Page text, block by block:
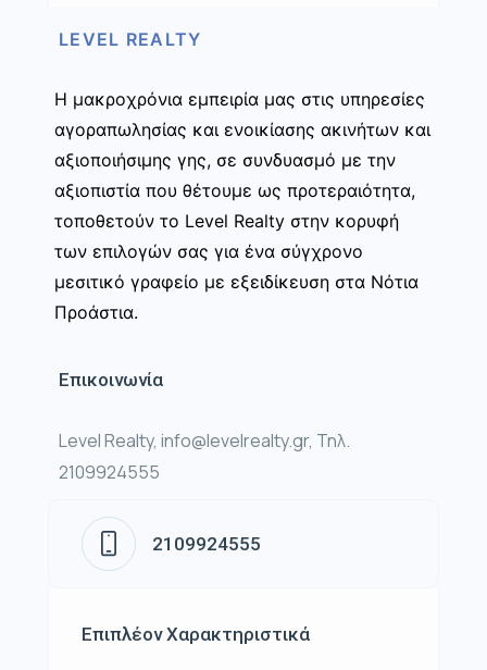
LEVEL REALTY
Η μακροχρόνια εμπειρία μας στις υπηρεσίες
αγοραπωλησίας και ενοικίασης ακινήτων και
αξιοποιήσιμης γης, σε συνδυασμό με την
αξιοπιστία που θέτουμε ως προτεραιότητα,
τοποθετούν το Level Realty στην κορυφή
των επιλογών σας για ένα σύγχρονο
μεσιτικό γραφείο με εξειδίκευση στα Νότια
Προάστια.
Επικοινωνία
Level Realty, info@levelrealty.gr, Τηλ.
2109924555
2109924555
Επιπλέον Χαρακτηριστικά